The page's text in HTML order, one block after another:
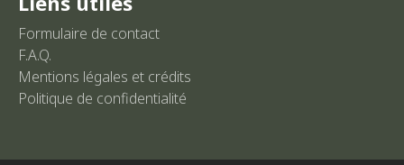
Formulaire de contact
F.A.Q.
Mentions légales et crédits
Politique de confidentialité